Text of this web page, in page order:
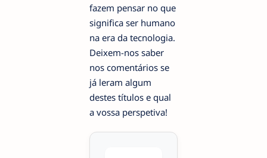
fazem pensar no que
significa ser humano
na era da tecnologia.
Deixem-nos saber
nos comentários se
já leram algum
destes títulos e qual
a vossa perspetiva!